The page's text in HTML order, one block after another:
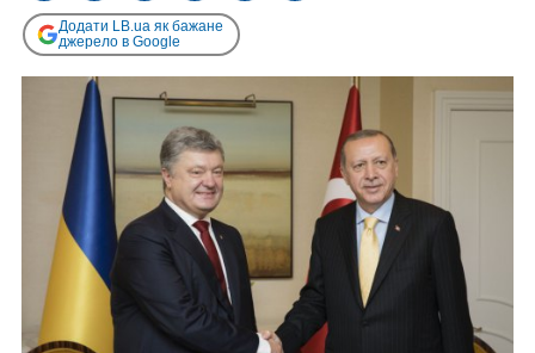
Додати LB.ua як бажане
джерело в Google